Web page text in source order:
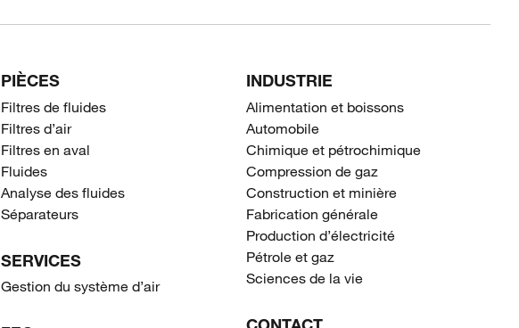
PIÈCES
Filtres de fluides
Filtres d’air
Filtres en aval
Fluides
Analyse des fluides
Séparateurs
SERVICES
Gestion du système d’air
INDUSTRIE
Alimentation et boissons
Automobile
Chimique et pétrochimique
Compression de gaz
Construction et minière
Fabrication générale
Production d’électricité
Pétrole et gaz
Sciences de la vie